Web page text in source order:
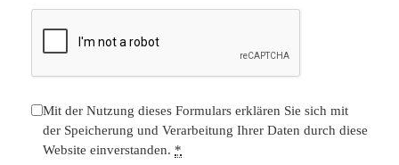
Mit der Nutzung dieses Formulars erklären Sie sich mit
der Speicherung und Verarbeitung Ihrer Daten durch diese
Website einverstanden. *